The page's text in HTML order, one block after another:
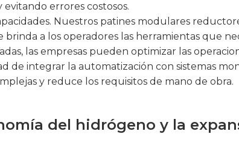
errores costosos.
Nuestros patines modulares
a los operadores las herramientas que
las empresas pueden optimizar las
de integrar la automatización con sistemas
y reduce los requisitos de mano de obra.
del hidrógeno y la